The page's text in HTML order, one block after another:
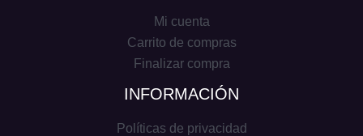
Mi cuenta
Carrito de compras
Finalizar compra
INFORMACIÓN
Políticas de privacidad